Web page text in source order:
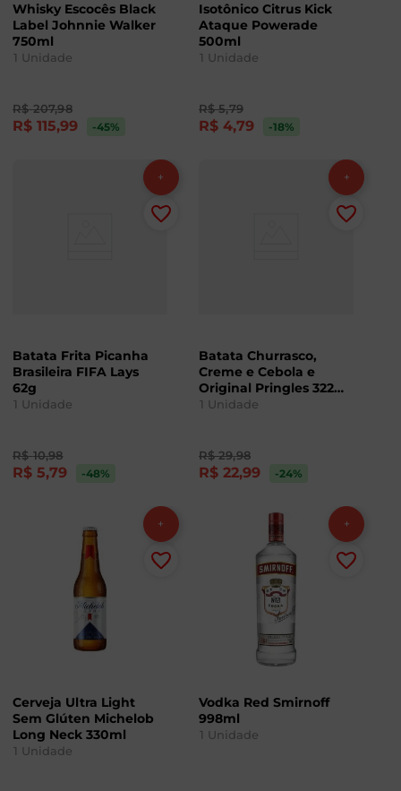
Whisky Escocês Black
Label Johnnie Walker
750ml
1 Unidade
R$ 207,98
R$ 115,99 -45%
Isotônico Citrus Kick
Ataque Powerade
500ml
1 Unidade
R$ 5,79
R$ 4,79 -18%
Batata Frita Picanha
Brasileira FIFA Lays
62g
1 Unidade
R$ 10,98
R$ 5,79 -48%
Batata Churrasco,
Creme e Cebola e
Original Pringles 322g
com 3 Unidades
1 Unidade
R$ 29,98
R$ 22,99 -24%
Cerveja Ultra Light
Sem Glúten Michelob
Long Neck 330ml
1 Unidade
Vodka Red Smirnoff
998ml
1 Unidade